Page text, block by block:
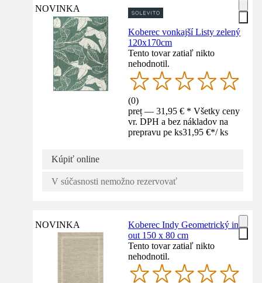
NOVINKA
Koberec vonkajší Listy zelený
120x170cm
Tento tovar zatiaľ nikto
nehodnotil.
(0)
preț — 31,95 € * Všetky ceny
vr. DPH a bez nákladov na
prepravu pe ks31,95 €*/ ks
Kúpiť online
V súčasnosti nemožno rezervovať
NOVINKA
Koberec Indy Geometrický in-
out 150 x 80 cm
Tento tovar zatiaľ nikto
nehodnotil.